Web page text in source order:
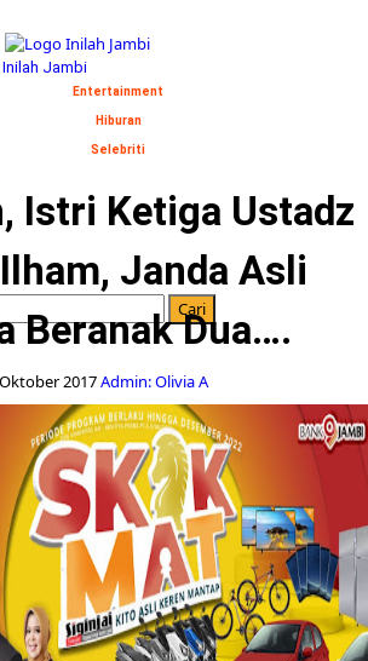
Entertainment
Hiburan
Selebriti
Istri Ketiga Ustadz
Janda Asli
Beranak Dua….
2017Admin: Olivia A